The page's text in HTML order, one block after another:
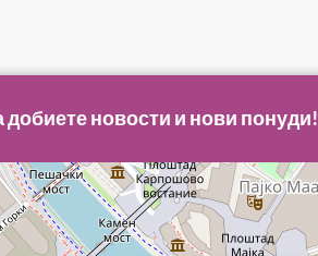
добиете новости и нови понуди!